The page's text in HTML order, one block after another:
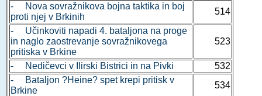
- Nova sovražnikova bojna taktika in boj
proti njej v Brkinih
514
- Učinkoviti napadi 4. bataljona na proge
in naglo zaostrevanje sovražnikovega
pritiska v Brkine
523
- Nedičevci v Ilirski Bistrici in na Pivki
532
- Bataljon ?Heine? spet krepi pritisk v
Brkine
534